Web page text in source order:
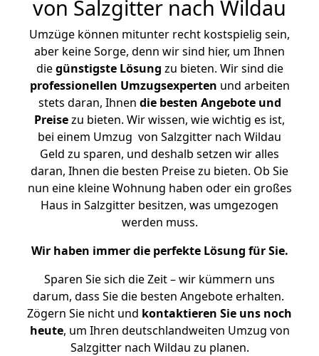
von Salzgitter nach Wildau
Umzüge können mitunter recht kostspielig sein,
aber keine Sorge, denn wir sind hier, um Ihnen
diegünstigste Lösung zu bieten. Wir sind die
professionellen Umzugsexperten und arbeiten
stets daran, Ihnen die besten Angebote und
Preisezu bieten. Wir wissen, wie wichtig es ist,
bei einem Umzug von Salzgitter nach Wildau
Geld zu sparen, und deshalb setzen wir alles
daran, Ihnen die besten Preise zu bieten. Ob Sie
nun eine kleine Wohnung haben oder ein großes
Haus in Salzgitter besitzen, was umgezogen
werden muss.
Wir haben immer die perfekte Lösung für Sie.
Sparen Sie sich die Zeit – wir kümmern uns
darum, dass Sie die besten Angebote erhalten.
Zögern Sie nicht und kontaktieren Sie uns noch
heute, um Ihren deutschlandweiten Umzug von
Salzgitter nach Wildau zu planen.